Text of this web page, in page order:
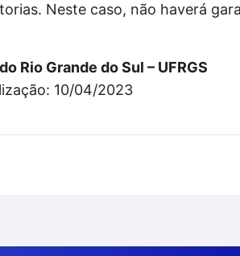
Neste caso, não haverá
Rio Grande do Sul – UFRGS
10/04/2023